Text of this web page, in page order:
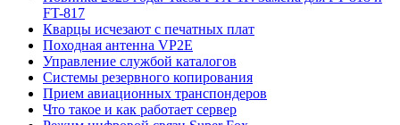
FT-817
Кварцы исчезают с печатных плат
Походная антенна VP2E
Управление службой каталогов
Системы резервного копирования
Прием авиационных транспондеров
Что такое и как работает сервер